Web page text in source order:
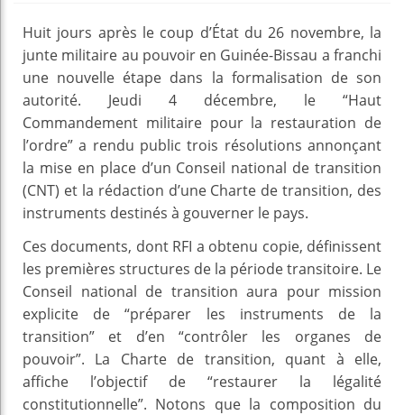
Huit jours après le coup d’État du 26 novembre, la
junte militaire au pouvoir en Guinée-Bissau a franchi
une nouvelle étape dans la formalisation de son
autorité. Jeudi 4 décembre, le “Haut
Commandement militaire pour la restauration de
l’ordre” a rendu public trois résolutions annonçant
la mise en place d’un Conseil national de transition
(CNT) et la rédaction d’une Charte de transition, des
instruments destinés à gouverner le pays.
Ces documents, dont RFI a obtenu copie, définissent
les premières structures de la période transitoire. Le
Conseil national de transition aura pour mission
explicite de “préparer les instruments de la
transition” et d’en “contrôler les organes de
pouvoir”. La Charte de transition, quant à elle,
affiche l’objectif de “restaurer la légalité
constitutionnelle”. Notons que la composition du